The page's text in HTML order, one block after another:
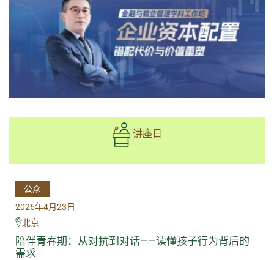
讲座日
公众
2026年4月23日
北京
陪伴青春期：从对抗到对话——读懂孩子行为背后的
需求